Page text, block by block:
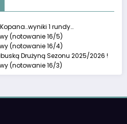
1 rundy…
(notowanie 16/5)
(notowanie 16/4)
Drużyną Sezonu 2025/2026 !
(notowanie 16/3)